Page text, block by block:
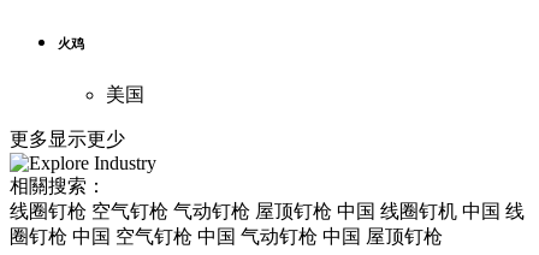
火鸡
美国
更多显示更少
相關搜索：
线圈钉枪 空气钉枪 气动钉枪 屋顶钉枪 中国 线圈钉机 中国 线
圈钉枪 中国 空气钉枪 中国 气动钉枪 中国 屋顶钉枪